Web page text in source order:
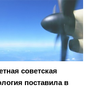
советская
поставила в